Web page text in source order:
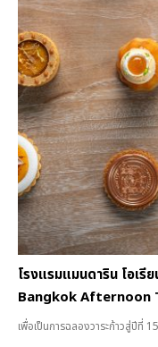
โรงแรมแมนดาริน โอเรี
Bangkok Afternoon
เพื่อเป็นการฉลองวาระก้าวสู่ปีที่